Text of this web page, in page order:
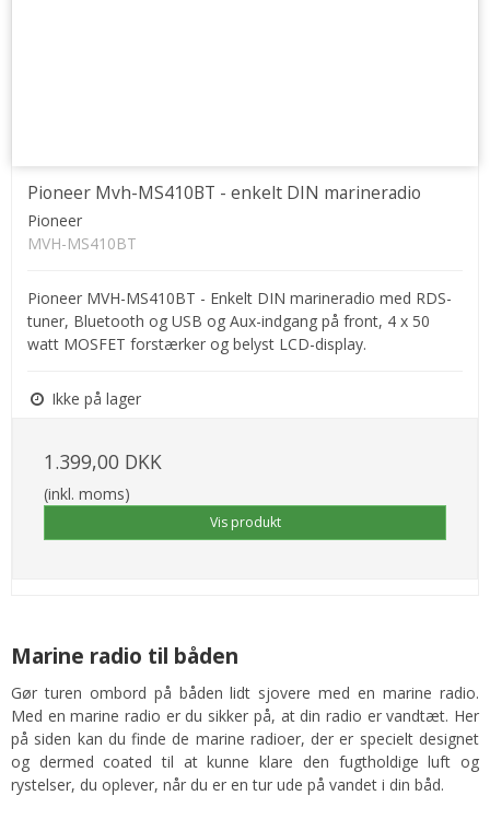
Pioneer Mvh-MS410BT - enkelt DIN marineradio
Pioneer
MVH-MS410BT
Pioneer MVH-MS410BT - Enkelt DIN marineradio med RDS-
tuner, Bluetooth og USB og Aux-indgang på front, 4 x 50
watt MOSFET forstærker og belyst LCD-display.
Ikke på lager
1.399,00 DKK
(inkl. moms)
Vis produkt
Marine radio til båden
Gør turen ombord på båden lidt sjovere med en marine radio.
Med en marine radio er du sikker på, at din radio er vandtæt. Her
på siden kan du finde de marine radioer, der er specielt designet
og dermed coated til at kunne klare den fugtholdige luft og
rystelser, du oplever, når du er en tur ude på vandet i din båd.